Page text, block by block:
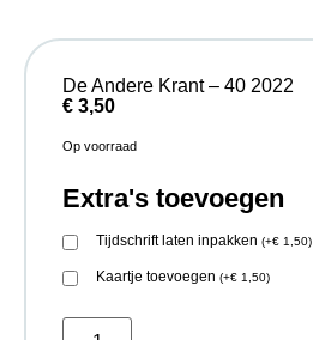
De Andere Krant – 40 2022
€ 3,50
Op voorraad
Extra's toevoegen
Tijdschrift laten inpakken (+€ 1,50)
Kaartje toevoegen (+€ 1,50)